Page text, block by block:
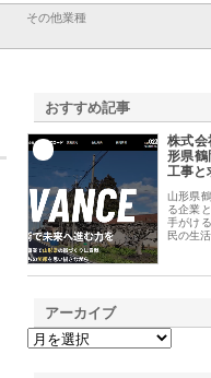
その他業種
おすすめ記事
株式会
形県鶴
工事と
山形県
る企業
手がけ
民の生
アーカイブ